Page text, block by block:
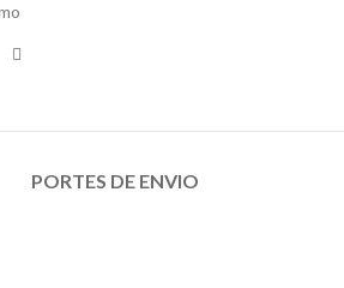
PORTES DE ENVIO